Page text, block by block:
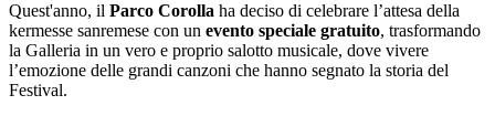
Quest'anno, il Parco Corolla ha deciso di celebrare l’attesa della
kermesse sanremese con un evento speciale gratuito, trasformando
la Galleria in un vero e proprio salotto musicale, dove vivere
l’emozione delle grandi canzoni che hanno segnato la storia del
Festival.